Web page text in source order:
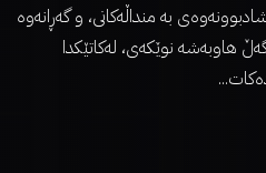
بە منداڵەکانی، و گەڕانەوە
هاوبەشە نوێکەی، لەکاتێکدا